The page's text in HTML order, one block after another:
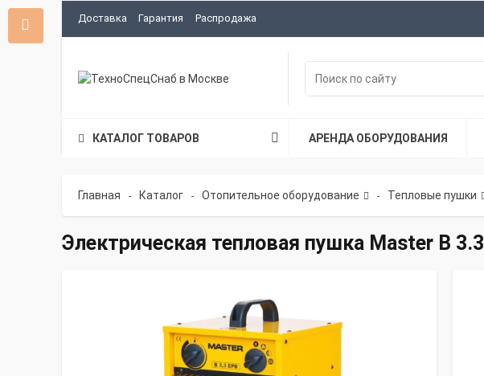
Доставка Гарантия Распродажа
КАТАЛОГ ТОВАРОВ АРЕНДА ОБОРУДОВАНИЯ
Главная - Каталог - Отопительное оборудование - Тепловые пушки
Электрическая тепловая пушка Master B 3.3